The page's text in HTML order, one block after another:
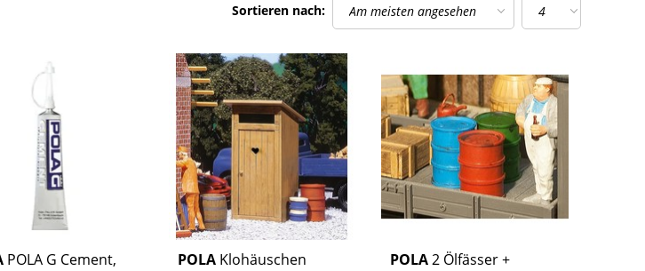
Sortieren nach:
POLA G Cement,
POLA Klohäuschen POLA2 Ölfässer +